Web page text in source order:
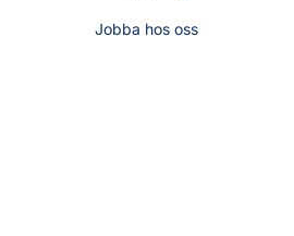
Jobba hos oss